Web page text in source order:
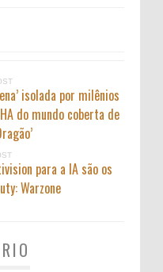
isolada por milênios
do mundo coberta de
para a IA são os
Warzone